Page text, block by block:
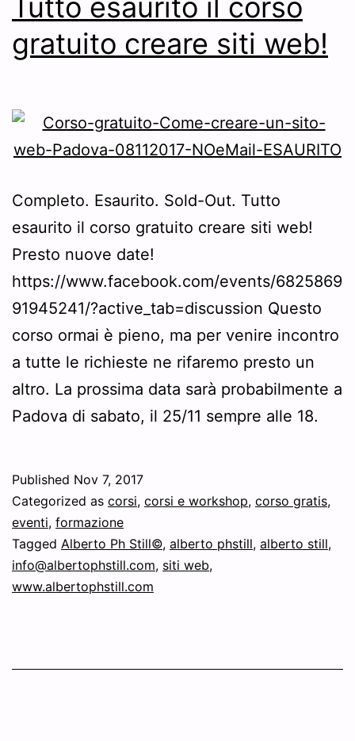
di
Tutto esaurito il corso
gratuito creare siti web!
Completo. Esaurito. Sold-Out. Tutto
esaurito il corso gratuito creare siti web!
Presto nuove date!
https://www.facebook.com/events/6825869
91945241/?active_tab=discussion Questo
corso ormai è pieno, ma per venire incontro
a tutte le richieste ne rifaremo presto un
altro. La prossima data sarà probabilmente a
Padova di sabato, il 25/11 sempre alle 18.
Published Nov 7, 2017
Categorized as corsi, corsi e workshop, corso gratis,
eventi, formazione
Tagged Alberto Ph Still©, alberto phstill, alberto still,
info@albertophstill.com, siti web,
www.albertophstill.com